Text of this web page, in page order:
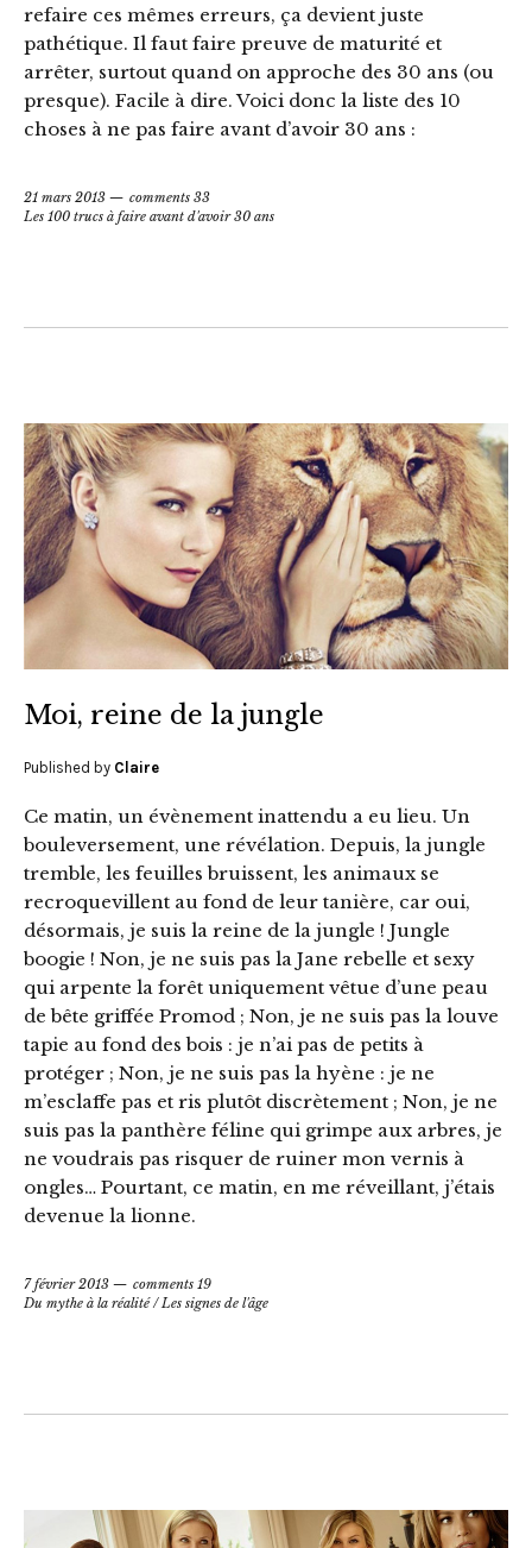
refaire ces mêmes erreurs, ça devient juste
pathétique. Il faut faire preuve de maturité et
arrêter, surtout quand on approche des 30 ans (ou
presque). Facile à dire. Voici donc la liste des 10
choses à ne pas faire avant d’avoir 30 ans :
21 mars 2013
comments 33
Les 100 trucs à faire avant d'avoir 30 ans
Moi, reine de la jungle
Published by Claire
Ce matin, un évènement inattendu a eu lieu. Un
bouleversement, une révélation. Depuis, la jungle
tremble, les feuilles bruissent, les animaux se
recroquevillent au fond de leur tanière, car oui,
désormais, je suis la reine de la jungle ! Jungle
boogie ! Non, je ne suis pas la Jane rebelle et sexy
qui arpente la forêt uniquement vêtue d’une peau
de bête griffée Promod ; Non, je ne suis pas la louve
tapie au fond des bois : je n’ai pas de petits à
protéger ; Non, je ne suis pas la hyène : je ne
m’esclaffe pas et ris plutôt discrètement ; Non, je ne
suis pas la panthère féline qui grimpe aux arbres, je
ne voudrais pas risquer de ruiner mon vernis à
ongles… Pourtant, ce matin, en me réveillant, j’étais
devenue la lionne.
7 février 2013
comments 19
Du mythe à la réalité/Les signes de l'âge